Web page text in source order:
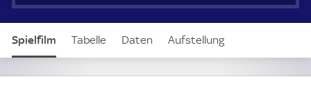
u
t
Spielfilm Tabelle Daten Aufstellung